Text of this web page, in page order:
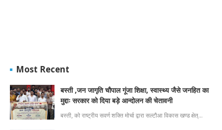
Most Recent
बस्ती ,जन जागृति चौपाल गूंजा शिक्षा, स्वास्थ्य जैसे जनहित का
मुद्दाः सरकार को दिया बड़े आन्दोलन की चेतावनी
बस्ती, को राष्ट्रीय सवर्ण शक्ति मोर्चा द्वारा सल्टौआ विकास खण्ड क्षेत्…